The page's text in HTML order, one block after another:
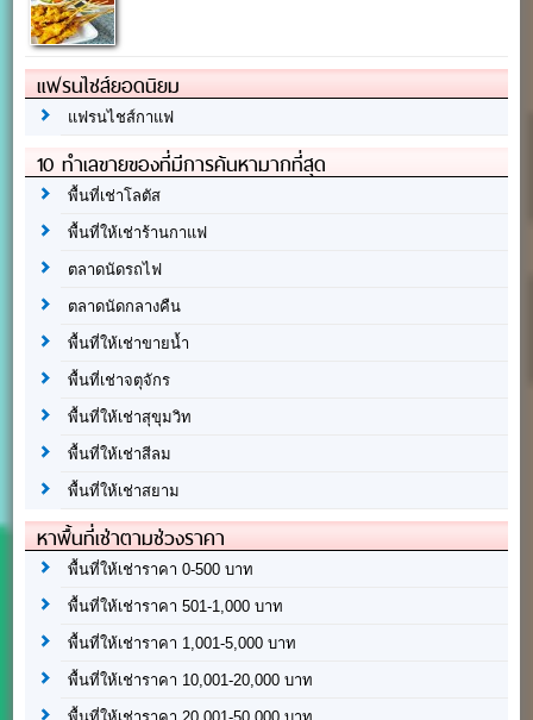
แฟรนไชส์ยอดนิยม
แฟรนไชส์กาแฟ
10 ทำเลขายของที่มีการค้นหามากที่สุด
พื้นที่เช่าโลตัส
พื้นที่ให้เช่าร้านกาแฟ
ตลาดนัดรถไฟ
ตลาดนัดกลางคืน
พื้นที่ให้เช่าขายน้ำ
พื้นที่เช่าจตุจักร
พื้นที่ให้เช่าสุขุมวิท
พื้นที่ให้เช่าสีลม
พื้นที่ให้เช่าสยาม
หาพื้นที่เช่าตามช่วงราคา
พื้นที่ให้เช่าราคา 0-500 บาท
พื้นที่ให้เช่าราคา 501-1,000 บาท
พื้นที่ให้เช่าราคา 1,001-5,000 บาท
พื้นที่ให้เช่าราคา 10,001-20,000 บาท